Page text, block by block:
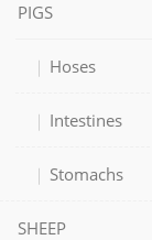
PIGS
Hoses
Intestines
Stomachs
SHEEP